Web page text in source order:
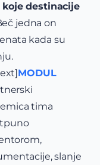
destinacije
jedna on
kada su
MODUL
tima
slanje